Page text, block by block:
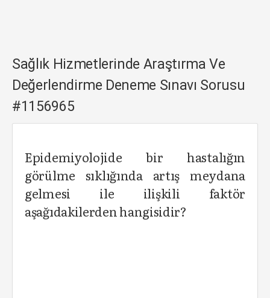
Sağlık Hizmetlerinde Araştırma Ve
Değerlendirme Deneme Sınavı Sorusu
#1156965
Epidemiyolojide bir hastalığın
görülme sıklığında artış meydana
gelmesi ile ilişkili faktör
aşağıdakilerden hangisidir?